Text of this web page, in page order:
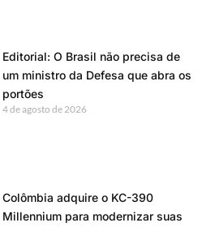
Editorial: O Brasil não precisa de
um ministro da Defesa que abra os
portões
4 de agosto de 2026
Colômbia adquire o KC-390
Millennium para modernizar suas